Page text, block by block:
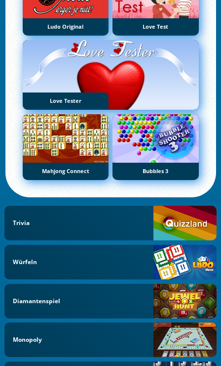
Ludo Original Love Test
Love Tester
Mahjong Connect Bubbles 3
Trivia
Würfeln
Diamantenspiel
Monopoly